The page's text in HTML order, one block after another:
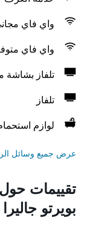
واي فاي
واي فاي
تلفاز
تلفاز
لوازم
عرض جميع وسائل
تقييمات
بويرتو